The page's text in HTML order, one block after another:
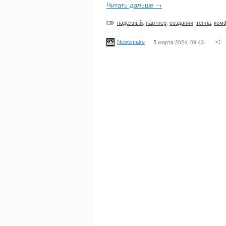
Читать дальше →
надежный партнер создании тепла
Newsmake 5 марта 2024, 09:43